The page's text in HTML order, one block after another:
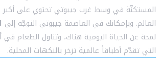
المستكنّة في وسط غرب جيبوتي تحتوي على أكبر
العالم. وبإمكانك في العاصمة جيبوتي التوجّه إلى
لمحة عن الحياة اليومية هناك، وتناول الطعام في
التي تقدّم أطباقاً عالمية تزخر بالنكهات المحلية.